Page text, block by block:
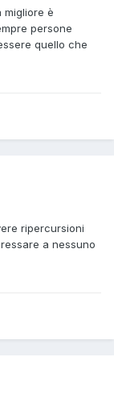
migliore è
persone
quello che
ripercursioni
a nessuno